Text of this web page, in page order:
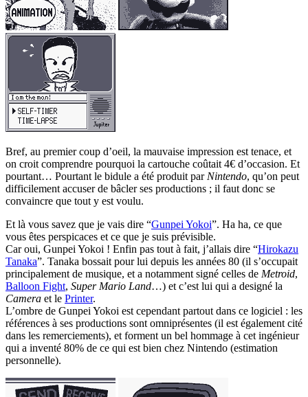
Bref, au premier coup d’oeil, la mauvaise impression est tenace, et
on croit comprendre pourquoi la cartouche coûtait 4€ d’occasion. Et
pourtant… Pourtant le bidule a été produit par Nintendo, qu’on peut
difficilement accuser de bâcler ses productions ; il faut donc se
convaincre que tout y est voulu.
Et là vous savez que je vais dire “Gunpei Yokoi”. Ha ha, ce que
vous êtes perspicaces et ce que je suis prévisible.
Car oui, Gunpei Yokoi ! Enfin pas tout à fait, j’allais dire “Hirokazu
Tanaka”. Tanaka bossait pour lui depuis les années 80 (il s’occupait
principalement de musique, et a notamment signé celles de Metroid,
Balloon Fight, Super Mario Land…) et c’est lui qui a designé la
Camera et le Printer.
L’ombre de Gunpei Yokoi est cependant partout dans ce logiciel : les
références à ses productions sont omniprésentes (il est également cité
dans les remerciements), et forment un bel hommage à cet ingénieur
qui a inventé 80% de ce qui est bien chez Nintendo (estimation
personnelle).